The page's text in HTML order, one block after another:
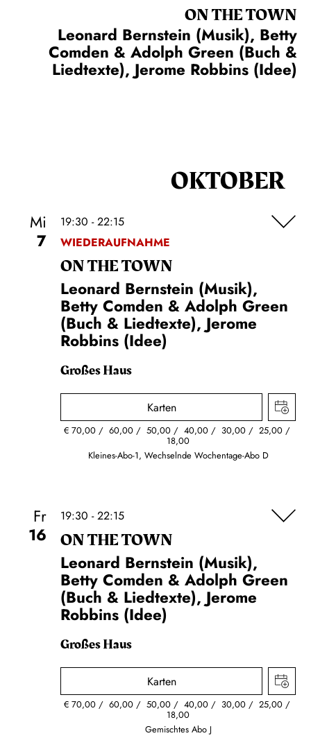
ON THE TOWN
Leonard Bernstein (Musik), Betty
Comden & Adolph Green (Buch &
Liedtexte), Jerome Robbins (Idee)
OKTOBER
Mi
7
19:30 - 22:15
WIEDERAUFNAHME
ON THE TOWN
Leonard Bernstein (Musik),
Betty Comden & Adolph Green
(Buch & Liedtexte), Jerome
Robbins (Idee)
Großes Haus
Karten
€ 70,00 60,00 50,00 40,00 30,00 25,00
18,00
Kleines-Abo-1, Wechselnde Wochentage-Abo D
Fr
16
19:30 - 22:15
ON THE TOWN
Leonard Bernstein (Musik),
Betty Comden & Adolph Green
(Buch & Liedtexte), Jerome
Robbins (Idee)
Großes Haus
Karten
€ 70,00 60,00 50,00 40,00 30,00 25,00
18,00
Gemischtes Abo J